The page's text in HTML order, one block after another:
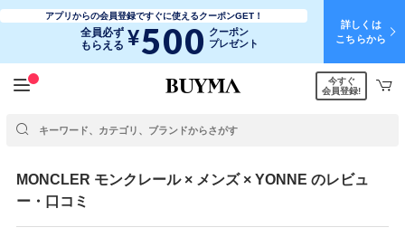
アプリからの会員登録ですぐに使えるクーポンGET！
全員必ず
もらえる ¥500 クーポン
プレゼント
詳しくは
こちらから
今すぐ
会員登録!
MONCLER モンクレール× メンズ × YONNE のレビュ
ー・口コミ